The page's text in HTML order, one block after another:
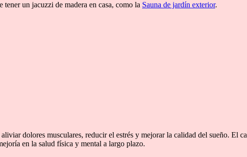
tener un jacuzzi de madera en casa, como la Sauna de jardín exterior.
dolores musculares, reducir el estrés y mejorar la calidad del sueño.
en la salud física y mental a largo plazo.